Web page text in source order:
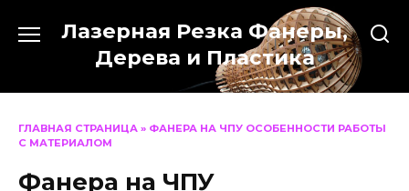
содержанию
Лазерная Резка Фанеры,
Дерева и Пластика
ГЛАВНАЯ СТРАНИЦА » ФАНЕРА НА ЧПУ ОСОБЕННОСТИ РАБОТЫ
С МАТЕРИАЛОМ
Фанера на ЧПУ